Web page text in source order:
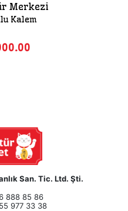
Merkezi
Kalem
San. Tic. Ltd. Şti.
888 85 86
977 33 38